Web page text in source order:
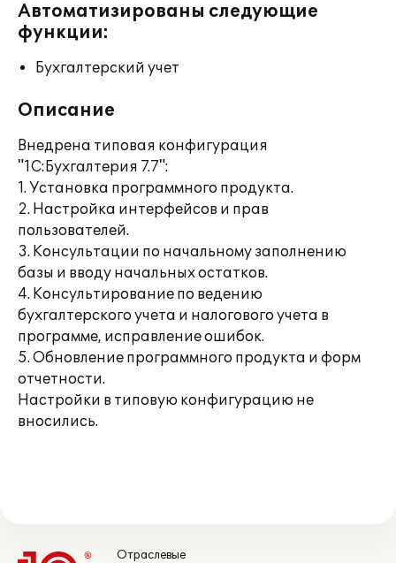
Автоматизированы следующие
функции:
Бухгалтерский учет
Описание
Внедрена типовая конфигурация
"1С:Бухгалтерия 7.7":
1. Установка программного продукта.
2. Настройка интерфейсов и прав
пользователей.
3. Консультации по начальному заполнению
базы и вводу начальных остатков.
4. Консультирование по ведению
бухгалтерского учета и налогового учета в
программе, исправление ошибок.
5. Обновление программного продукта и форм
отчетности.
Настройки в типовую конфигурацию не
вносились.
Отраслевые